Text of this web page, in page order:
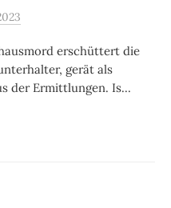
erschüttert die
gerät als
der Ermittlungen. Is...